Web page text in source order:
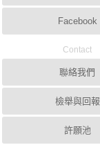
Facebook
Contact
聯絡我們
檢舉與回報
許願池